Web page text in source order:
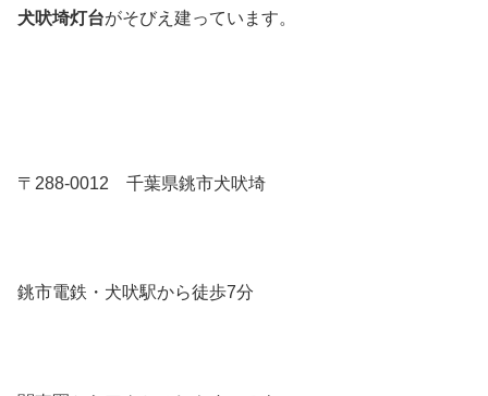
犬吠埼灯台がそびえ建っています。
〒288-0012 千葉県銚市犬吠埼
銚市電鉄・犬吠駅から徒歩7分